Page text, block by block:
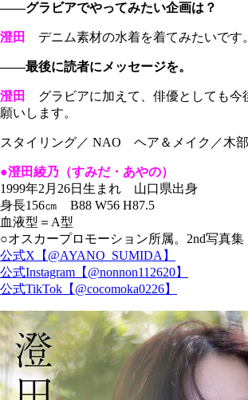
――グラビアでやってみたい企画は？
澄田 デニム素材の水着を着てみたいです
――最後に読者にメッセージを。
澄田
グラビアに加えて、俳優としても今
願いします。
スタイリング／ NAO ヘア＆メイク／木部
●澄田綾乃（すみだ・あやの）
1999年2月26日生まれ 山口県出身
身長156㎝ B88 W56 H87.5
血液型＝A型
○オスカープロモーション所属。2nd写真
公式X【@AYANO_SUMIDA】
公式Instagram【@nonnon112620】
公式TikTok【@cocomoka0226】